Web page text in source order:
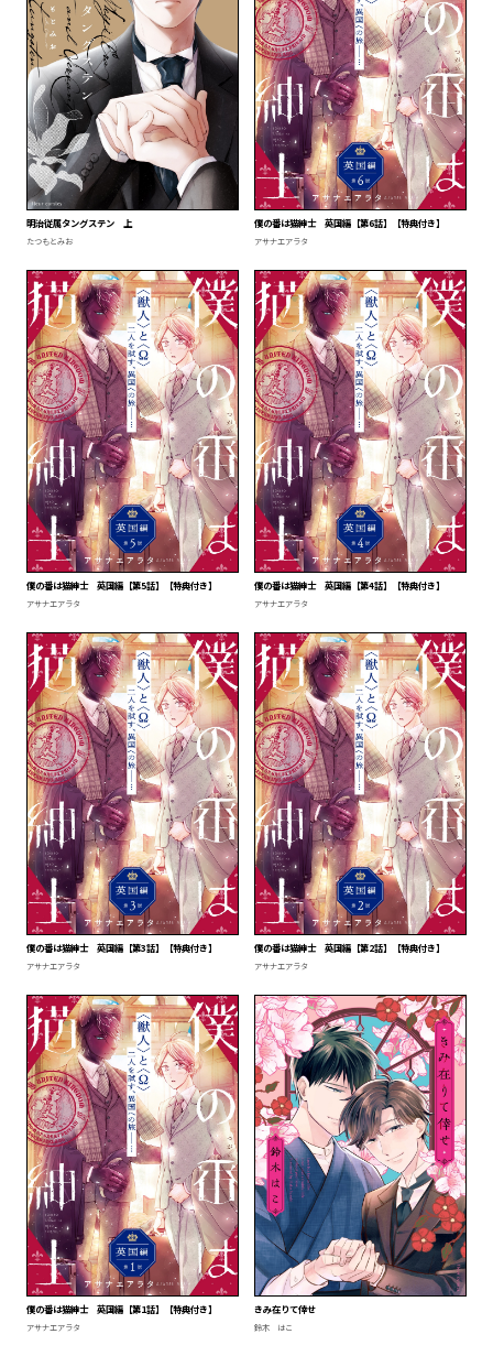
明治従属タングステン 上
たつもとみお
僕の番は猫紳士 英国編【第6話】【特典付き】
アサナエアラタ
僕の番は猫紳士 英国編【第5話】【特典付き】
アサナエアラタ
僕の番は猫紳士 英国編【第4話】【特典付き】
アサナエアラタ
僕の番は猫紳士 英国編【第3話】【特典付き】
アサナエアラタ
僕の番は猫紳士 英国編【第2話】【特典付き】
アサナエアラタ
僕の番は猫紳士 英国編【第1話】【特典付き】
アサナエアラタ
きみ在りて倖せ
鈴木 はこ